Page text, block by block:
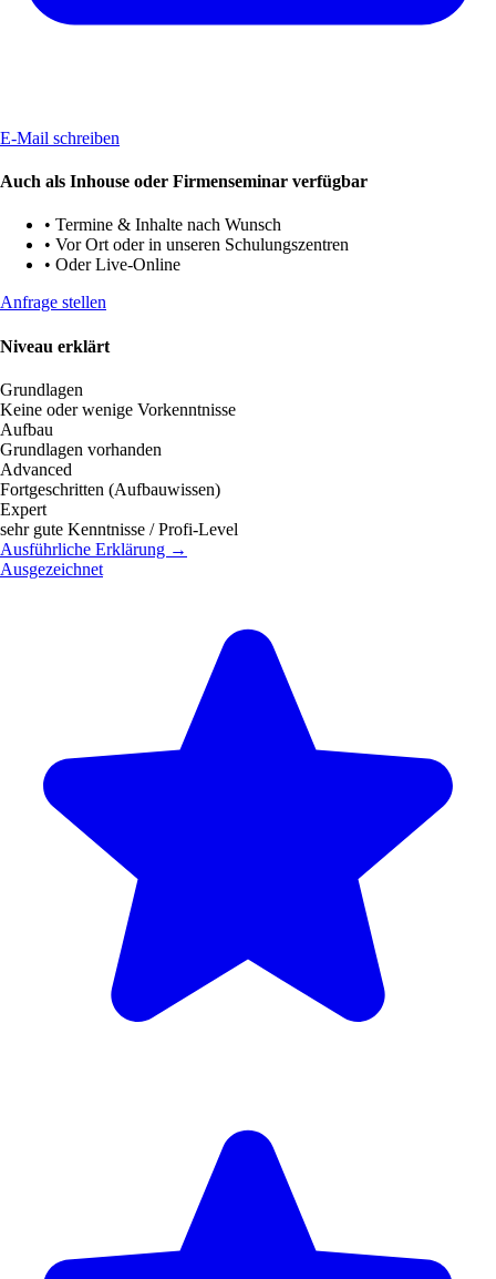
E-Mail schreiben
Auch als Inhouse oder Firmenseminar verfügbar
• Termine & Inhalte nach Wunsch
• Vor Ort oder in unseren Schulungszentren
• Oder Live-Online
Anfrage stellen
Niveau erklärt
Grundlagen
Keine oder wenige Vorkenntnisse
Aufbau
Grundlagen vorhanden
Advanced
Fortgeschritten (Aufbauwissen)
Expert
sehr gute Kenntnisse / Profi-Level
Ausführliche Erklärung →
Ausgezeichnet